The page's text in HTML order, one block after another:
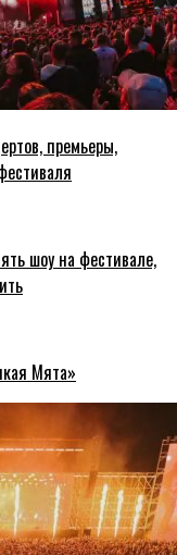
премьеры,
шоу на фестивале,
Мята»